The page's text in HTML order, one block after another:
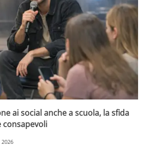
ai social anche a scuola, la sfida
consapevoli